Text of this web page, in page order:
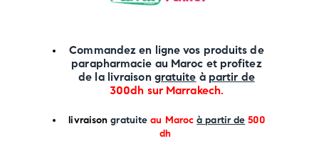
Commandez en ligne vos produits de
parapharmacie au Maroc et profitez
de la livraison gratuite à partir de
300dh sur Marrakech.
livraison gratuite au Maroc à partir de 500
dh